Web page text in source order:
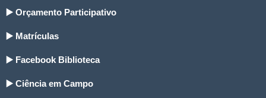
▶️ Orçamento Participativo
▶️ Matrículas
▶️ Facebook Biblioteca
▶️ Ciência em Campo